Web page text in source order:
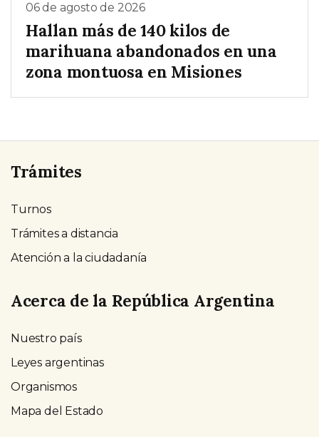
06 de agosto de 2026
Hallan más de 140 kilos de
marihuana abandonados en una
zona montuosa en Misiones
Trámites
Turnos
Trámites a distancia
Atención a la ciudadanía
Acerca de la República Argentina
Nuestro país
Leyes argentinas
Organismos
Mapa del Estado